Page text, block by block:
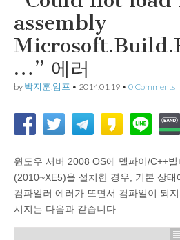
assembly
…” 에러
by 박지훈.임프 • 2014.01.19 • 0 Comments
윈도우 서버 2008 OS에 델파이/C++
(2010~XE5)을 설치한 경우, 기본 상
컴파일러 에러가 뜨면서 컴파일이 되
시지는 다음과 같습니다.